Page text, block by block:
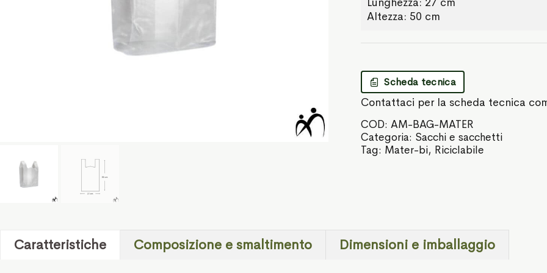
Altezza: 50 cm
Scheda tecnica
Contattaci per la scheda tecnica
COD:AM-BAG-MATER
Categoria: Sacchi e sacchetti
Tag: Mater-bi, Riciclabile
Caratteristiche Composizione e smaltimento Dimensioni e imballaggio